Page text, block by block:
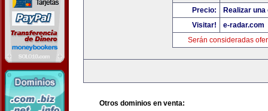
Precio:
Realizar
Visitar!
e-radar.com
Serán consideradas
Otros dominios en venta: